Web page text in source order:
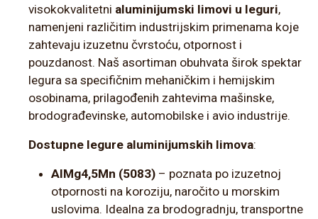
visokokvalitetni aluminijumski limovi u leguri,
namenjeni različitim industrijskim primenama koje
zahtevaju izuzetnu čvrstoću, otpornost i
pouzdanost. Naš asortiman obuhvata širok spektar
legura sa specifičnim mehaničkim i hemijskim
osobinama, prilagođenih zahtevima mašinske,
brodograđevinske, automobilske i avio industrije.
Dostupne legure aluminijumskih limova:
AlMg4,5Mn (5083) – poznata po izuzetnoj
otpornosti na koroziju, naročito u morskim
uslovima. Idealna za brodogradnju, transportne